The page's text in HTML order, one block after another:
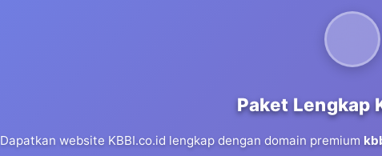
Paket Lengkap
Dapatkan website KBBI.co.id lengkap dengan domain premium